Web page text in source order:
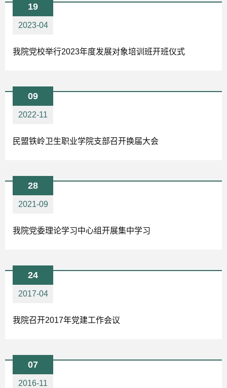
19
2023-04
我院党校举行2023年度发展对象培训班开班仪式
09
2022-11
民盟铁岭卫生职业学院支部召开换届大会
28
2021-09
我院党委理论学习中心组开展集中学习
24
2017-04
我院召开2017年党建工作会议
07
2016-11